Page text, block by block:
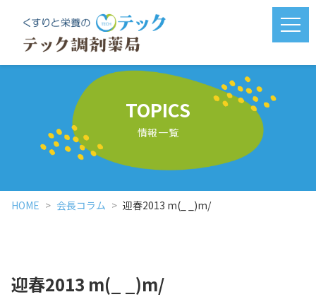
メニ
TOPICS
情報一覧
HOME 会長コラム 迎春2013 m(_ _)m/
迎春2013 m(_ _)m/